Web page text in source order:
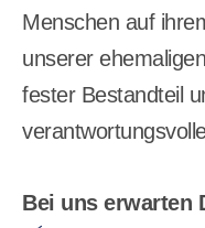
Menschen auf
unserer
fester Bestandteil
Bei uns erwarten